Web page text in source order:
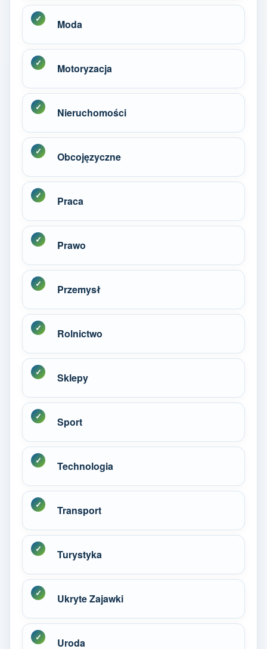
Moda
Motoryzacja
Nieruchomości
Obcojęzyczne
Praca
Prawo
Przemysł
Rolnictwo
Sklepy
Sport
Technologia
Transport
Turystyka
Ukryte Zajawki
Uroda